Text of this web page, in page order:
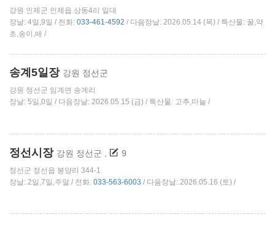
강원 인제군 인제읍 상동4리 일대
장날: 4일,9일 / 전화: 033-461-4592 / 다음장날: 2026.05.14 (목) / 특산물: 꿀,약
초,송이,배 /
송계5일장 강원 정선군
강원 정선군 임계면 송계리
장날: 5일,0일 / 다음장날: 2026.05.15 (금) / 특산물: 고추,마늘 /
정선시장 강원 정선군 , 9
정선군 정선읍 봉양리 344-1
장날: 2일,7일,주말 / 전화: 033-563-6003 / 다음장날: 2026.05.16 (토) /